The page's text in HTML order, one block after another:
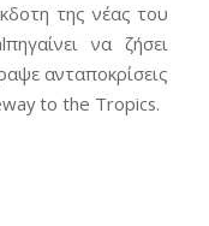
της νέας του
να ζήσει
ανταποκρίσεις
to the Tropics.